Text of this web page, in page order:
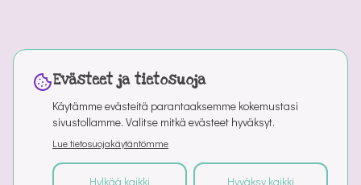
Evästeet ja tietosuoja
Käytämme evästeitä parantaaksemme kokemustasi
sivustollamme. Valitse mitkä evästeet hyväksyt.
Lue tietosuojakäytäntömme
Hylkää kaikki Hyväksy kaikki